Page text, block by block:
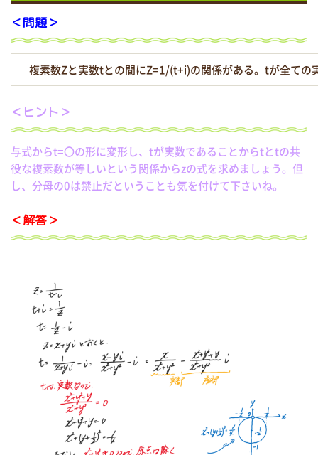
＜問題＞
複素数Zと実数tとの間にZ=1/(t+i)の関係がある。tが全ての
＜ヒント＞
与式からt=〇の形に変形し、tが実数であることからtとtの共
役な複素数が等しいという関係からzの式を求めましょう。但
し、分母の0は禁止だということも気を付けて下さいね。
＜解答＞